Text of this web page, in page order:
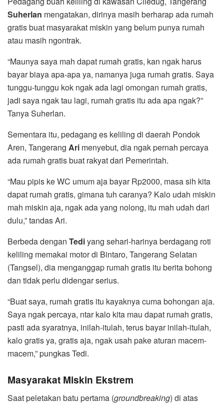
Suherlan mengatakan, dirinya masih berharap ada rumah
gratis buat masyarakat miskin yang belum punya rumah
atau masih ngontrak.
“Maunya saya mah dapat rumah gratis, kan ngak harus
bayar biaya apa-apa ya, namanya juga rumah gratis. Saya
tunggu-tunggu kok ngak ada lagi omongan rumah gratis,
jadi saya ngak tau lagi, rumah gratis itu ada apa ngak?”
Tanya Suherlan.
Sementara itu, pedagang es keliling di daerah Pondok
Aren, Tangerang Ari menyebut, dia ngak pernah percaya
ada rumah gratis buat rakyat dari Pemerintah.
“Mau pipis ke WC umum aja bayar Rp2000, masa sih kita
dapat rumah gratis, gimana tuh caranya? Kalo udah miskin
mah miskin aja, ngak ada yang nolong, itu mah udah dari
dulu,” tandas Ari.
Berbeda dengan Tediyang sehari-harinya berdagang roti
keliling memakai motor di Bintaro, Tangerang Selatan
(Tangsel), dia menganggap rumah gratis itu berita bohong
dan tidak perlu didengar serius.
“Buat saya, rumah gratis itu kayaknya cuma bohongan aja.
Saya ngak percaya, ntar kalo kita mau dapat rumah gratis,
pasti ada syaratnya, inilah-itulah, terus bayar inilah-itulah,
kalo gratis ya, gratis aja, ngak usah pake aturan macem-
macem,” pungkas Tedi.
Masyarakat Miskin Ekstrem
Saat peletakan batu pertama (groundbreaking) di atas